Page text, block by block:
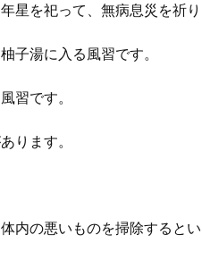
星を祀って、無病息災を祈り
子湯に入る風習です。
習です。
ります。
内の悪いものを掃除すると